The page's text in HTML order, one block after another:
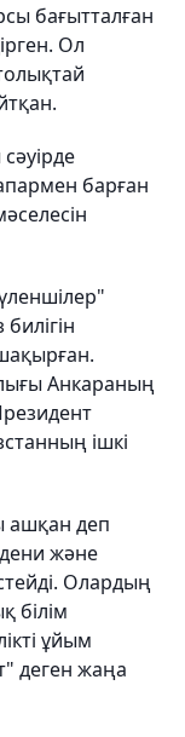
бағытталған
Ол
барған
Анкараның
ішкі
ашқан деп
және
Олардың
білім
ұйым
деген жаңа